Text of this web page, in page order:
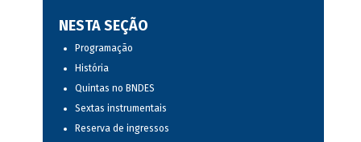
NESTA SEÇÃO
Programação
História
Quintas no BNDES
Sextas instrumentais
Reserva de ingressos